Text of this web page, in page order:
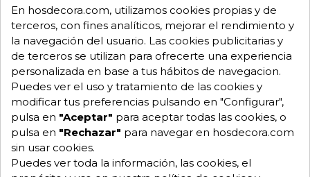
info@hosdecora.com
Hablemos
Pide tu presupuesto
En hosdecora.com, utilizamos cookies propias y de
terceros, con fines analíticos, mejorar el rendimiento y
la navegación del usuario. Las cookies publicitarias y
de terceros se utilizan para ofrecerte una experiencia
personalizada en base a tus hábitos de navegacion.
Puedes ver el uso y tratamiento de las cookies y
modificar tus preferencias pulsando en "Configurar",
pulsa en "Aceptar" para aceptar todas las cookies, o
pulsa en "Rechazar" para navegar en hosdecora.com
sin usar cookies.
Puedes ver toda la información, las cookies, el